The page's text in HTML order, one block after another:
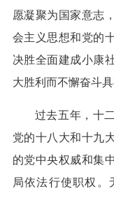
愿凝聚为国家意志
会主义思想和党的
决胜全面建成小康
大胜利而不懈奋斗
过去五年，十
党的十八大和十九
的党中央权威和集
局依法行使职权。